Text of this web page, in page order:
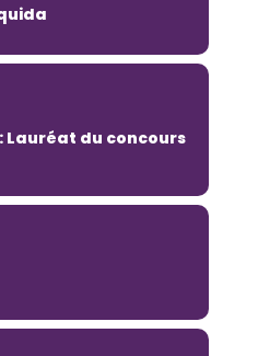
Lauréat du concours